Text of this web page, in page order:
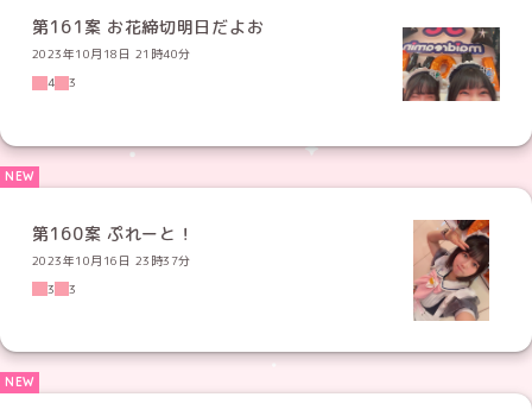
第161案 お花締切明日だよお
2023年10月18日 21時40分
4
3
第160案 ぷれーと！
2023年10月16日 23時37分
3
3